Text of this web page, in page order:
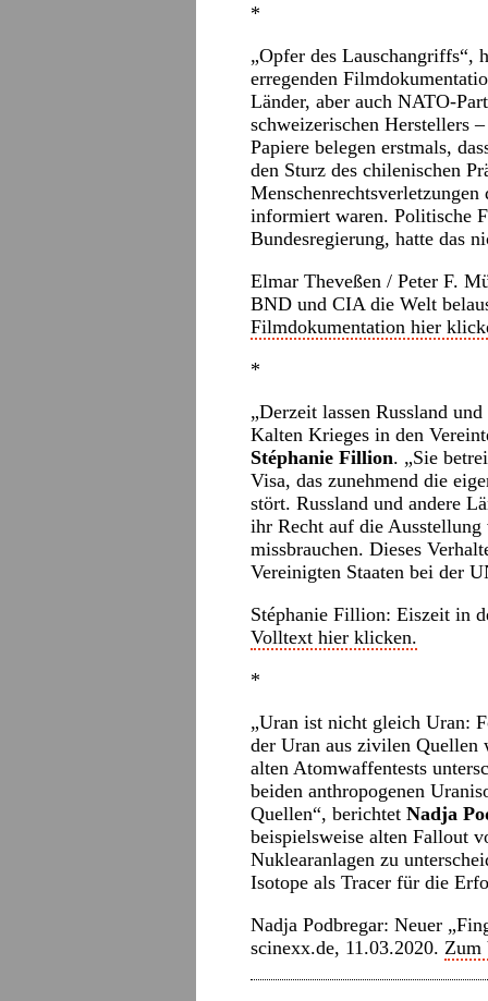
*
„Opfer des Lauschangriffs“,
erregenden
Länder, aber auch NATO-
schweizerischen Herstellers
Papiere belegen erstmals,
den Sturz des chilenischen
informiert waren. Politische
Bundesregierung, hatte das
Elmar Theveßen / Peter F.
BND und CIA die Welt
Filmdokumentation hier
*
„Derzeit lassen Russland
Kalten Krieges in den
Stéphanie Fillion. „Sie
Visa, das zunehmend die
stört. Russland und andere
ihr Recht auf die
missbrauchen. Dieses
Vereinigten Staaten bei der
Stéphanie Fillion: Eiszeit in
Volltext hier klicken.
*
„Uran ist nicht gleich Uran:
der Uran aus zivilen Quellen
alten Atomwaffentests
beiden anthropogenen
Quellen“, berichtet Nadja
beispielsweise alten Fallout
Nuklearanlagen zu
Isotope als Tracer für die
Nadja Podbregar: Neuer
scinexx.de, 11.03.2020. Zum